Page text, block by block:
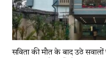
सविता की मौत के बाद उठे सवालों